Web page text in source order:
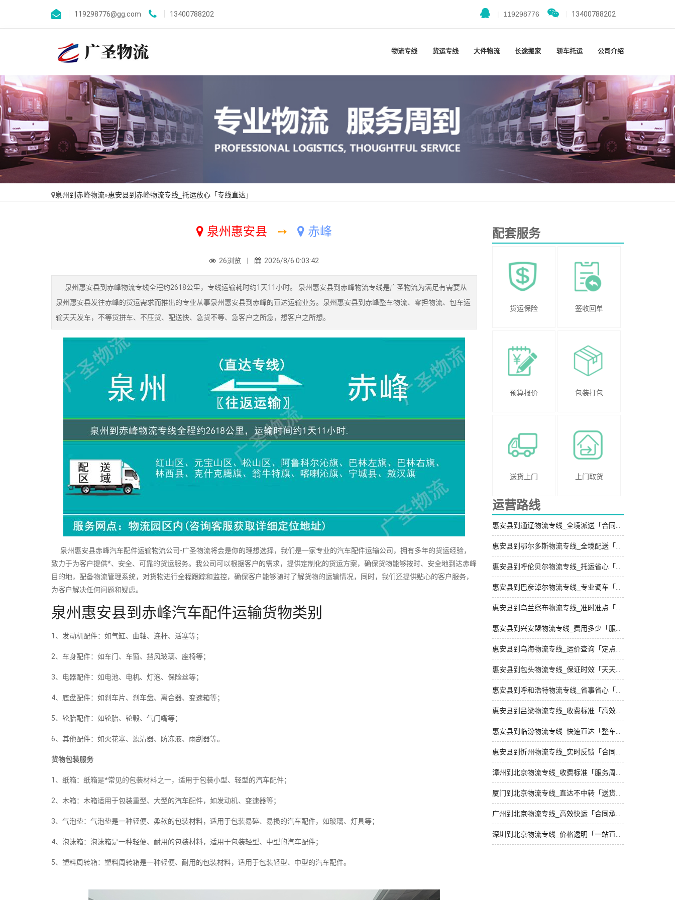
119298776@gg.com 13400788202 119298776 13400788202
物流专线 货运专线 大件物流 长途搬家 轿车托运 公司介绍
泉州到赤峰物流»惠安县到赤峰物流专线_托运放心「专线直达」
泉州惠安县 ➙ 赤峰
26浏览 | 2026/8/6 0:03:42
泉州惠安县到赤峰物流专线全程约2618公里，专线运输耗时约1天11小时。 泉州惠安县到赤峰物流专线是广圣物流为满足有需要从
泉州惠安县发往赤峰的货运需求而推出的专业从事泉州惠安县到赤峰的直达运输业务。泉州惠安县到赤峰整车物流、零担物流、包车运
输天天发车，不等货拼车、不压货、配送快、急货不等、急客户之所急，想客户之所想。
泉州惠安县赤峰汽车配件运输物流公司-广圣物流将会是你的理想选择，我们是一家专业的汽车配件运输公司，拥有多年的货运经验，
致力于为客户提供*、安全、可靠的货运服务。我公司可以根据客户的需求，提供定制化的货运方案，确保货物能够按时、安全地到达赤峰
目的地，配备物流管理系统，对货物进行全程跟踪和监控，确保客户能够随时了解货物的运输情况，同时，我们还提供贴心的客户服务，
为客户解决任何问题和疑虑。
泉州惠安县到赤峰汽车配件运输货物类别
1、发动机配件：如气缸、曲轴、连杆、活塞等；
2、车身配件：如车门、车窗、挡风玻璃、座椅等；
3、电器配件：如电池、电机、灯泡、保险丝等；
4、底盘配件：如刹车片、刹车盘、离合器、变速箱等；
5、轮胎配件：如轮胎、轮毂、气门嘴等；
6、其他配件：如火花塞、滤清器、防冻液、雨刮器等。
货物包装服务
1、纸箱：纸箱是*常见的包装材料之一，适用于包装小型、轻型的汽车配件；
2、木箱：木箱适用于包装重型、大型的汽车配件，如发动机、变速器等；
3、气泡垫：气泡垫是一种轻便、柔软的包装材料，适用于包装易碎、易损的汽车配件，如玻璃、灯具等；
4、泡沫箱：泡沫箱是一种轻便、耐用的包装材料，适用于包装轻型、中型的汽车配件；
5、塑料周转箱：塑料周转箱是一种轻便、耐用的包装材料，适用于包装轻型、中型的汽车配件。
配套服务
货运保险 签收回单
预算报价 包装打包
送货上门 上门取货
运营路线
惠安县到通辽物流专线_全境派送「合同承运」
惠安县到鄂尔多斯物流专线_全境配送「保证时效」
惠安县到呼伦贝尔物流专线_托运省心「价位合理」
惠安县到巴彦淖尔物流专线_专业调车「一站直达」
惠安县到乌兰察布物流专线_准时准点「急你所需」
惠安县到兴安盟物流专线_费用多少「服务周到」
惠安县到乌海物流专线_运价查询「定点发车」
惠安县到包头物流专线_保证时效「天天发车」
惠安县到呼和浩特物流专线_省事省心「专业调车」
惠安县到吕梁物流专线_收费标准「高效运输」
惠安县到临汾物流专线_快速直达「整车配货」
惠安县到忻州物流专线_实时反馈「合同承运」
漳州到北京物流专线_收费标准「服务周到」
厦门到北京物流专线_直达不中转「送货到门」
广州到北京物流专线_高效快运「合同承运」
深圳到北京物流专线_价格透明「一站直达」